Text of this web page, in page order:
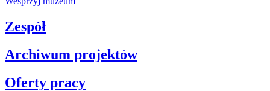
Zespół
Archiwum projektów
Oferty pracy